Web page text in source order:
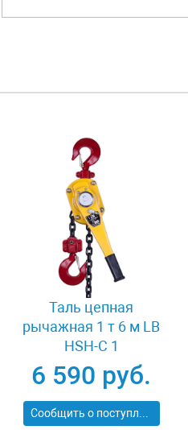
Таль цепная
рычажная 1 т 6 м LB
HSH-C 1
6 590 руб.
Сообщить о поступлении